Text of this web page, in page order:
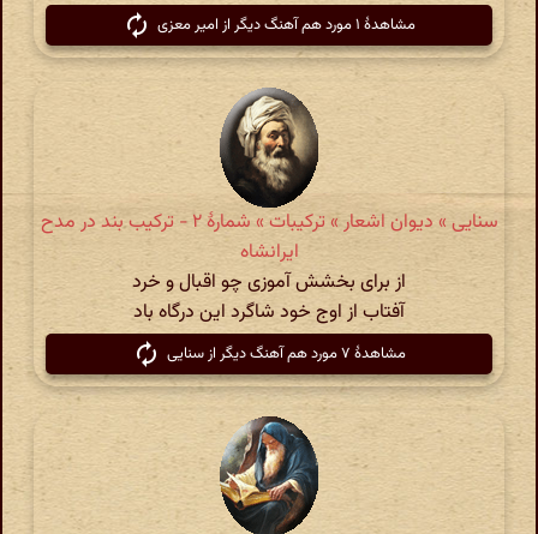
مشاهدهٔ ۱ مورد هم آهنگ دیگر از امیر معزی
سنایی » دیوان اشعار » ترکیبات » شمارهٔ ۲ - ترکیب بند در مدح
ایرانشاه
از برای بخشش آموزی چو اقبال و خرد
آفتاب از اوج خود شاگرد این درگاه باد
مشاهدهٔ ۷ مورد هم آهنگ دیگر از سنایی